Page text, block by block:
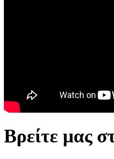
Βρείτε μας